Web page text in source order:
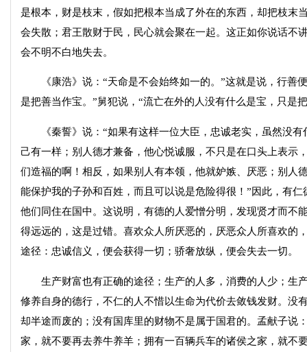
是根本，财是枝末，假如把根本当成了外在的东西，却把枝末
会失散；君王散财于民，民心就会聚在一起。这正如你说话不
会不明不白地失去。
《康浩》说：“天命是不会始终如一的。”这就是说，行善
是把善当作宝。”舅犯说，“流亡在外的人没有什么是宝，只是
《秦誓》说：“如果有这样一位大臣，忠诚老实，虽然没有
己有一样；别人德才兼备，他心悦诚服，不只是在口头上表示
们造福的啊！相反，如果别人有本领，他就妒嫉、厌恶；别人
能保护我的子孙和百姓，而且可以说是危险得很！”因此，有
他们同住在国中。这说明，有德的人爱憎分明，发现贤才而不
得远远的，这是过错。喜欢众人所厌恶的，厌恶众人所喜欢的
途径：忠诚信义，便会获得一切；骄奢放纵，便会失去一切。
生产财富也有正确的途径；生产的人多，消费的人少；生
修养自身的德行，不仁的人不惜以生命为代价去敛钱发财。没
却半途而废的；没有国库里的财物不是属于国君的。孟献子说
家，就不要再去养牛养羊；拥有一百辆兵车的诸侯之家，就不